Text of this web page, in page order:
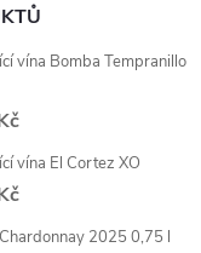
vína Bomba Tempranillo
vína El Cortez XO
2025 0,75 l